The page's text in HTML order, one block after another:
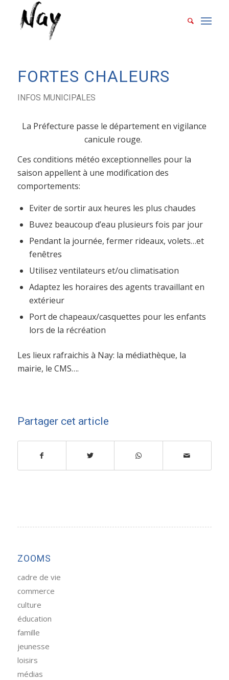
FORTES CHALEURS
INFOS MUNICIPALES
La Préfecture passe le département en vigilance
canicule rouge.
Ces conditions météo exceptionnelles pour la
saison appellent à une modification des
comportements:
Eviter de sortir aux heures les plus chaudes
Buvez beaucoup d’eau plusieurs fois par jour
Pendant la journée, fermer rideaux, volets…et
fenêtres
Utilisez ventilateurs et/ou climatisation
Adaptez les horaires des agents travaillant en
extérieur
Port de chapeaux/casquettes pour les enfants
lors de la récréation
Les lieux rafraichis à Nay: la médiathèque, la
mairie, le CMS….
Partager cet article
ZOOMS
cadre de vie
commerce
culture
éducation
famille
jeunesse
loisirs
médias